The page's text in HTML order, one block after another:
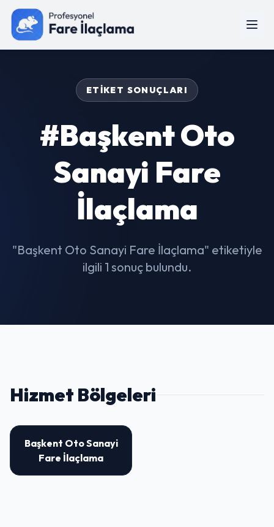
ETIKET SONUÇLARI
#Başkent Oto
Sanayi Fare
İlaçlama
"Başkent Oto Sanayi Fare İlaçlama" etiketiyle
ilgili 1 sonuç bulundu.
Hizmet Bölgeleri
Başkent Oto Sanayi
Fare İlaçlama